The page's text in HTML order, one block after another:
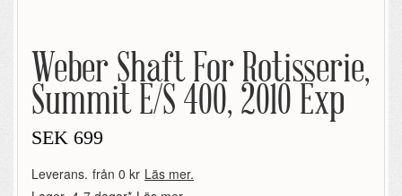
Weber Shaft For Rotisserie,
Summit E/S 400, 2010 Exp
SEK 699
Leverans. från 0 kr Läs mer.